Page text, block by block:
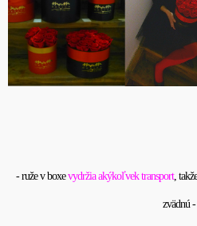
- ruže v boxevydržia akýkoľvek transport,
zvädnú -